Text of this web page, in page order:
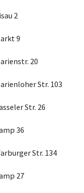
2
9
20
Str. 103
Str. 26
36
Str. 134
27